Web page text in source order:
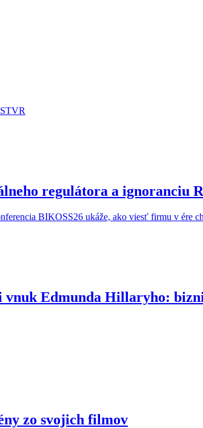
regulátora a ignoranciu
Edmunda Hillaryho:
zo svojich filmov